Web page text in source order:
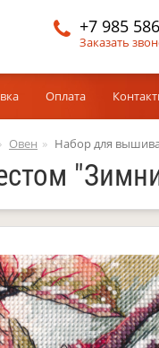
+7 985
Заказать
Оплата
Овен Набор для